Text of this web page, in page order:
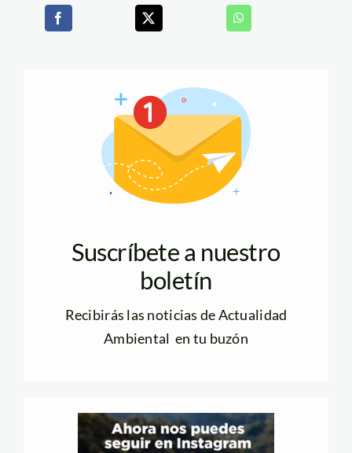
Suscríbete a nuestro
boletín
Recibirás las noticias de Actualidad
Ambiental en tu buzón